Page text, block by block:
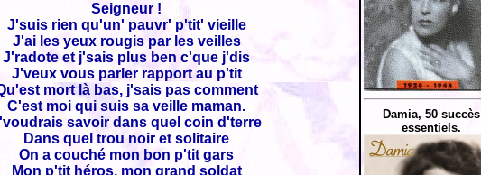
Seigneur !
J'suis rien qu'un' pauvr' p'tit' vieille
J'ai les yeux rougis par les veilles
J'radote et j'sais plus ben c'que j'dis
J'veux vous parler rapport au p'tit
mort là bas, j'sais pas comment
C'est moi qui suis sa veille maman.
savoir dans quel coin d'terre
Dans quel trou noir et solitaire
On a couché mon bon p'tit gars
Mon p'tit héros, mon grand soldat
Damia, 50 succès
essentiels.